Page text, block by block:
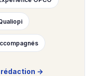
rédaction →